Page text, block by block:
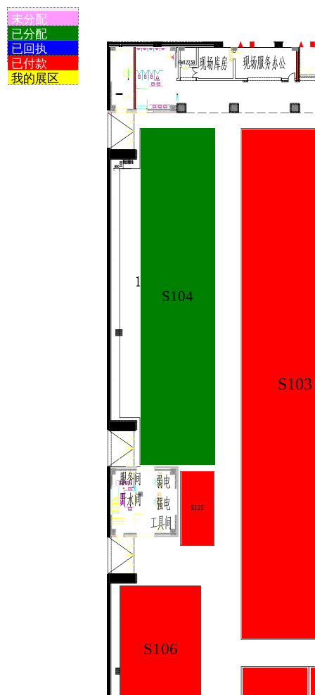
未分配
已分配
已回执
已付款
我的展区
S104
S103
S106
S125